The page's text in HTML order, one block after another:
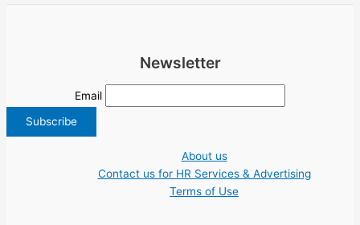
Newsletter
Email
About us
Contact us for HR Services & Advertising
Terms of Use